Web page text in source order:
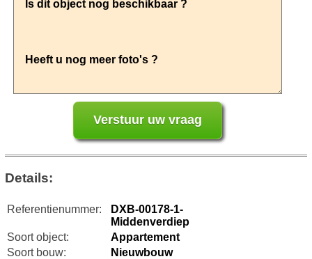
Details:
Referentienummer:
DXB-00178-1-
Middenverdiep
Soort object:
Appartement
Soort bouw:
Nieuwbouw